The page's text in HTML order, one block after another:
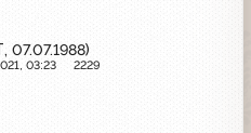
07.07.1988)
03:23 2229